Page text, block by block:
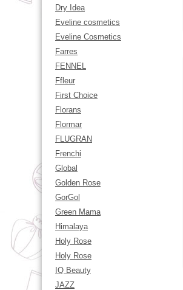
Dry Idea
Eveline cosmetics
Eveline Сosmetics
Farres
FENNEL
Ffleur
First Choice
Florans
Flormar
FLUGRAN
Frenchi
Global
Golden Rose
GorGol
Green Mama
Himalaya
Holy Rose
Holy Rose
IQ Beauty
JAZZ